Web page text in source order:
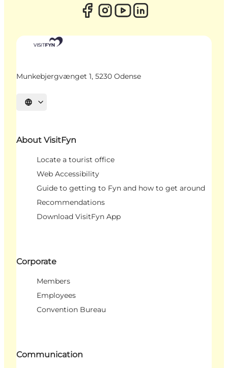
Munkebjergvænget 1, 5230 Odense
Select language
About VisitFyn
Locate a tourist office
Web Accessibility
Guide to getting to Fyn and how to get around
Recommendations
Download VisitFyn App
Corporate
Members
Employees
Convention Bureau
Communication